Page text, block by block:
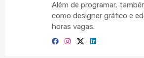
Além de programar,
como designer gráfico e
horas vagas.